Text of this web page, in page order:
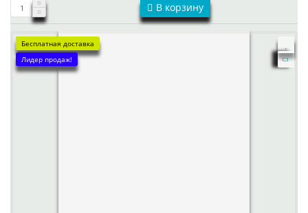
В корзину
Бесплатная доставка
Лидер продаж!